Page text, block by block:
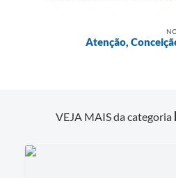
Atenção,
VEJA MAIS da categoria